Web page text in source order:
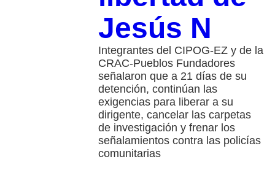
Jesús N
Integrantes del CIPOG-EZ y de la
CRAC-Pueblos Fundadores
señalaron que a 21 días de su
detención, continúan las
exigencias para liberar a su
dirigente, cancelar las carpetas
de investigación y frenar los
señalamientos contra las policías
comunitarias